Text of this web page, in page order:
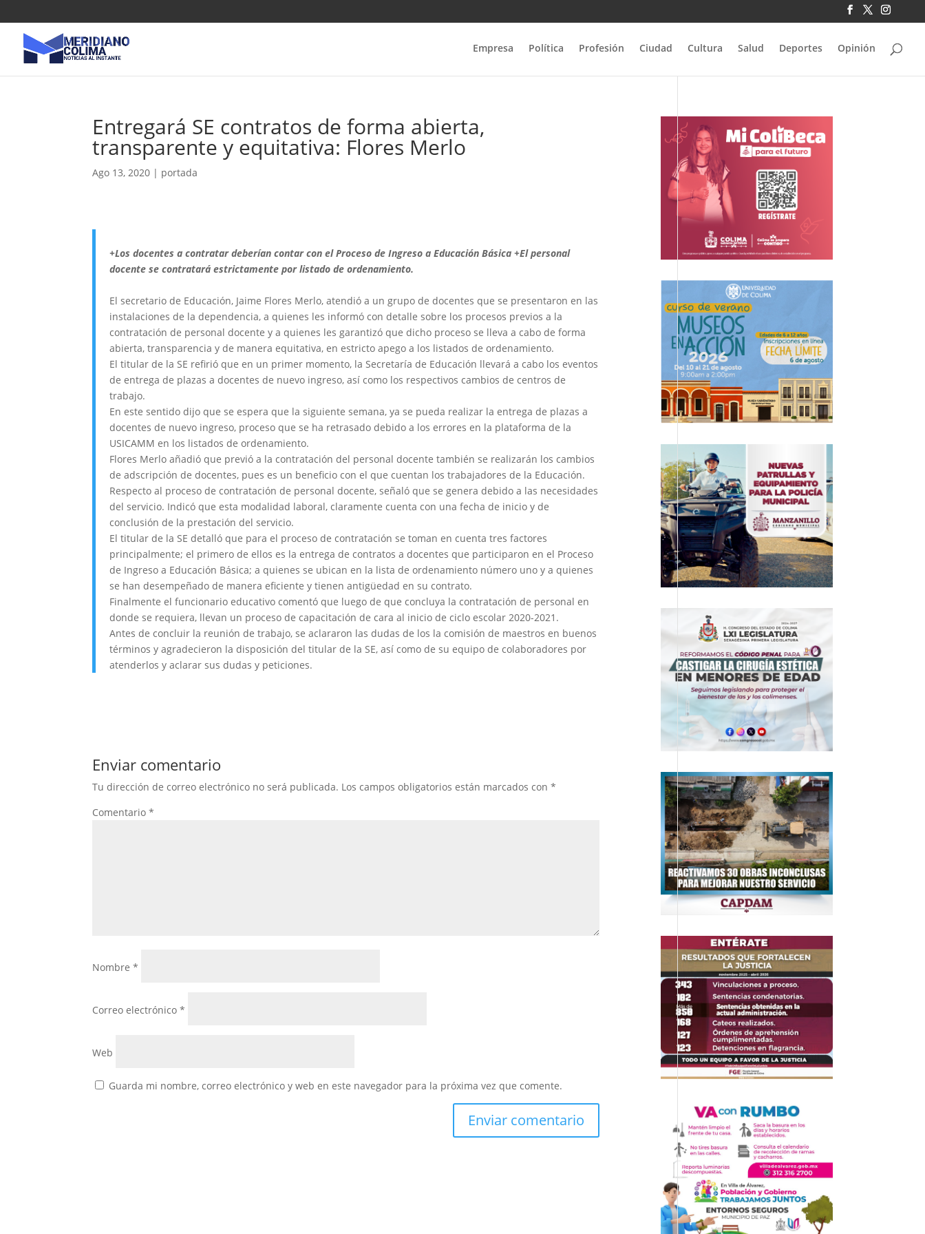
Empresa Política Profesión Ciudad Cultura Salud Deportes Opinión
Entregará SE contratos de forma abierta,
transparente y equitativa: Flores Merlo
Ago 13, 2020 | portada
+Los docentes a contratar deberían contar con el Proceso de Ingreso a Educación Básica +El personal
docente se contratará estrictamente por listado de ordenamiento.
El secretario de Educación, Jaime Flores Merlo, atendió a un grupo de docentes que se presentaron en las
instalaciones de la dependencia, a quienes les informó con detalle sobre los procesos previos a la
contratación de personal docente y a quienes les garantizó que dicho proceso se lleva a cabo de forma
abierta, transparencia y de manera equitativa, en estricto apego a los listados de ordenamiento.
El titular de la SE refirió que en un primer momento, la Secretaría de Educación llevará a cabo los eventos
de entrega de plazas a docentes de nuevo ingreso, así como los respectivos cambios de centros de
trabajo.
En este sentido dijo que se espera que la siguiente semana, ya se pueda realizar la entrega de plazas a
docentes de nuevo ingreso, proceso que se ha retrasado debido a los errores en la plataforma de la
USICAMM en los listados de ordenamiento.
Flores Merlo añadió que previó a la contratación del personal docente también se realizarán los cambios
de adscripción de docentes, pues es un beneficio con el que cuentan los trabajadores de la Educación.
Respecto al proceso de contratación de personal docente, señaló que se genera debido a las necesidades
del servicio. Indicó que esta modalidad laboral, claramente cuenta con una fecha de inicio y de
conclusión de la prestación del servicio.
El titular de la SE detalló que para el proceso de contratación se toman en cuenta tres factores
principalmente; el primero de ellos es la entrega de contratos a docentes que participaron en el Proceso
de Ingreso a Educación Básica; a quienes se ubican en la lista de ordenamiento número uno y a quienes
se han desempeñado de manera eficiente y tienen antigüedad en su contrato.
Finalmente el funcionario educativo comentó que luego de que concluya la contratación de personal en
donde se requiera, llevan un proceso de capacitación de cara al inicio de ciclo escolar 2020-2021.
Antes de concluir la reunión de trabajo, se aclararon las dudas de los la comisión de maestros en buenos
términos y agradecieron la disposición del titular de la SE, así como de su equipo de colaboradores por
atenderlos y aclarar sus dudas y peticiones.
Enviar comentario
Tu dirección de correo electrónico no será publicada. Los campos obligatorios están marcados con*
Comentario*
Nombre*
Correo electrónico*
Web
Guarda mi nombre, correo electrónico y web en este navegador para la próxima vez que comente.